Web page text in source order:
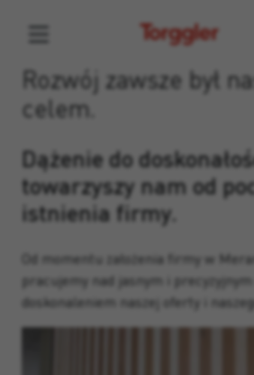
Torggler
Rozwój zawsze był
celem.
Dążenie do
towarzyszy nam od
istnienia firmy.
Od momentu założenia firmy w
pracujemy nad jasnym i precyzyjnym
doskonaleniem naszej oferty i